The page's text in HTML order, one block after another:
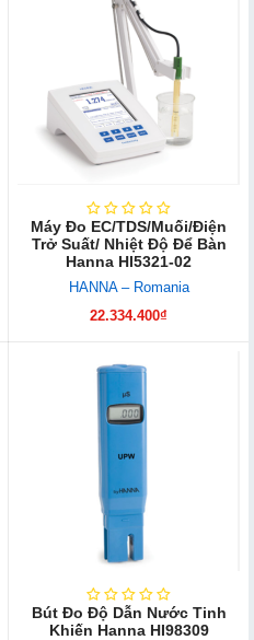
Máy Đo EC/TDS/Muối/Điện
Trở Suất/ Nhiệt Độ Để Bàn
Hanna HI5321-02
HANNA – Romania
22.334.400₫
Bút Đo Độ Dẫn Nước Tinh
Khiến Hanna HI98309